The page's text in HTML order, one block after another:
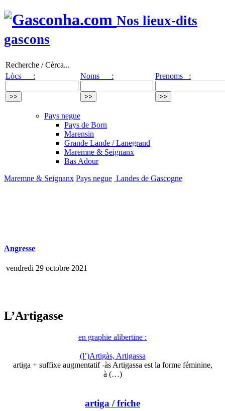
Nos lieux-dits
gascons
Recherche / Cèrca...
Lòcs :
Noms : Prenoms :
Pays negue
Pays de Born
Marensin
Grande Lande / Lanegrand
Maremne & Seignanx
Bas Adour
Maremne & Seignanx Pays negue Landes de Gascogne
Angresse
vendredi 29 octobre 2021
L’Artigasse
en graphie alibertine :
(l’)Artigàs, Artigassa
artiga + suffixe augmentatif -às Artigassa est la forme féminine,
à (…)
artiga / friche